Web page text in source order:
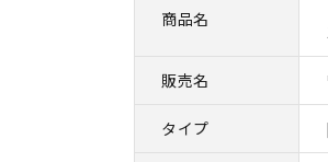
商品名
販売名
タイプ